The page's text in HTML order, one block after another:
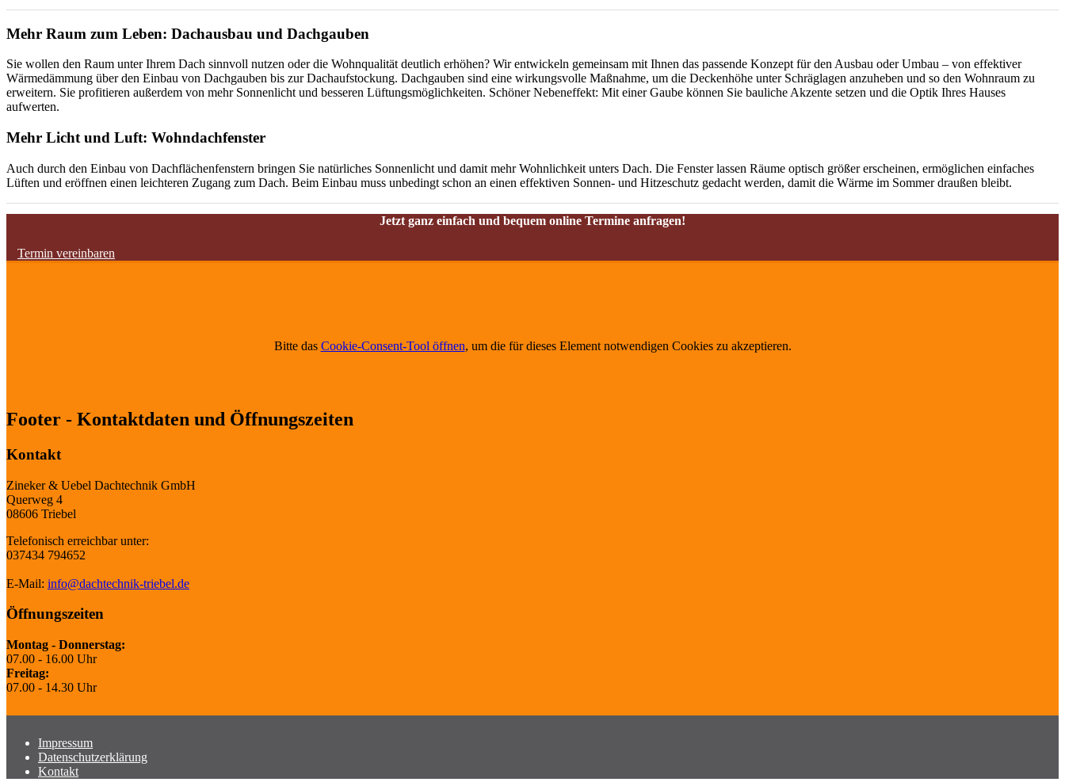
Mehr Raum zum Leben: Dachausbau und Dachgauben
Sie wollen den Raum unter Ihrem Dach sinnvoll nutzen oder die Wohnqualität deutlich erhöhen? Wir entwickeln gemeinsam mit Ihnen das passende Konzept für den Ausbau oder Umbau – von effektiver
Wärmedämmung über den Einbau von Dachgauben bis zur Dachaufstockung. Dachgauben sind eine wirkungsvolle Maßnahme, um die Deckenhöhe unter Schräglagen anzuheben und so den Wohnraum zu
erweitern. Sie profitieren außerdem von mehr Sonnenlicht und besseren Lüftungsmöglichkeiten. Schöner Nebeneffekt: Mit einer Gaube können Sie bauliche Akzente setzen und die Optik Ihres Hauses
aufwerten.
Mehr Licht und Luft: Wohndachfenster
Auch durch den Einbau von Dachflächenfenstern bringen Sie natürliches Sonnenlicht und damit mehr Wohnlichkeit unters Dach. Die Fenster lassen Räume optisch größer erscheinen, ermöglichen einfaches
Lüften und eröffnen einen leichteren Zugang zum Dach. Beim Einbau muss unbedingt schon an einen effektiven Sonnen- und Hitzeschutz gedacht werden, damit die Wärme im Sommer draußen bleibt.
Jetzt ganz einfach und bequem online Termine anfragen!
Termin vereinbaren
Bitte das Cookie-Consent-Tool öffnen, um die für dieses Element notwendigen Cookies zu akzeptieren.
Footer - Kontaktdaten und Öffnungszeiten
Kontakt
Zineker & Uebel Dachtechnik GmbH
Querweg 4
08606 Triebel
Telefonisch erreichbar unter:
037434 794652
E-Mail: info@dachtechnik-triebel.de
Öffnungszeiten
Montag - Donnerstag:
07.00 - 16.00 Uhr
Freitag:
07.00 - 14.30 Uhr
Impressum
Datenschutzerklärung
Kontakt